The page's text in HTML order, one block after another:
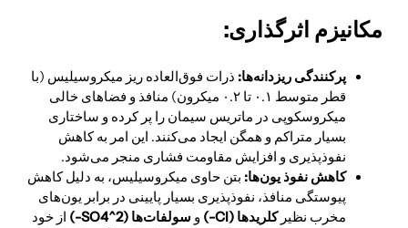
مکانیزم اثرگذاری:
پرکنندگی ریزدانه‌ها: ذرات فوق‌العاده ریز میکروسیلیس (با
قطر متوسط ۰.۱ تا ۰.۲ میکرون) منافذ و فضاهای خالی
میکروسکوپی در ماتریس سیمان را پر کرده و ساختاری
بسیار متراکم و همگن ایجاد می‌کنند. این امر به کاهش
نفوذپذیری و افزایش مقاومت فشاری منجر می‌شود.
کاهش نفوذ یون‌ها: بتن حاوی میکروسیلیس، به دلیل کاهش
پیوستگی منافذ، نفوذپذیری بسیار پایینی در برابر یون‌های
مخرب نظیرکلریدها (Cl-) و سولفات‌ها (SO4^2-)
از خود